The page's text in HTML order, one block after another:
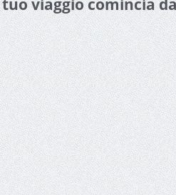
viaggio comincia